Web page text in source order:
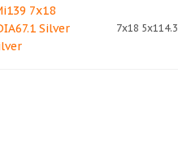
7x18
Silver
7x18 5x114.3